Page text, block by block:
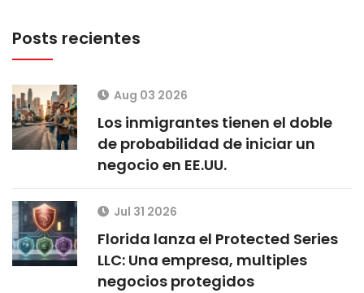
Posts recientes
Aug 03 2026
Los inmigrantes tienen el doble
de probabilidad de iniciar un
negocio en EE.UU.
Jul 31 2026
Florida lanza el Protected Series
LLC: Una empresa, multiples
negocios protegidos